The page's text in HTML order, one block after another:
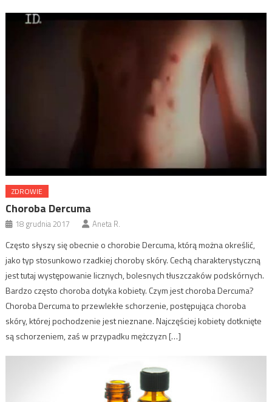
ZDROWIE
Choroba Dercuma
18 grudnia 2017 Aneta R.
Często słyszy się obecnie o chorobie Dercuma, którą można określić,
jako typ stosunkowo rzadkiej choroby skóry. Cechą charakterystyczną
jest tutaj występowanie licznych, bolesnych tłuszczaków podskórnych.
Bardzo często choroba dotyka kobiety. Czym jest choroba Dercuma?
Choroba Dercuma to przewlekłe schorzenie, postępująca choroba
skóry, której pochodzenie jest nieznane. Najczęściej kobiety dotknięte
są schorzeniem, zaś w przypadku mężczyzn […]